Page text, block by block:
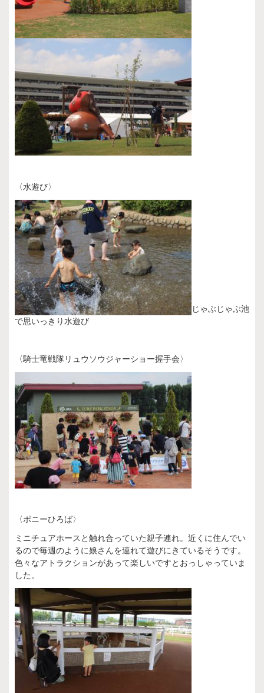
〈水遊び〉
じゃぶじゃぶ池
で思いっきり水遊び
〈騎士竜戦隊リュウソウジャーショー握手会〉
〈ポニーひろば〉
ミニチュアホースと触れ合っていた親子連れ。近くに住んでい
るので毎週のように娘さんを連れて遊びにきているそうです。
色々なアトラクションがあって楽しいですとおっしゃっていま
した。